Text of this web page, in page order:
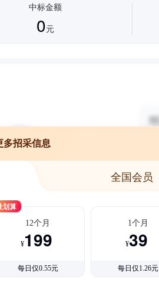
中标金额
0元
多招采信息
全国会员
划算
12个月
¥199
每日仅0.55元
1个月
¥39
每日仅1.26元